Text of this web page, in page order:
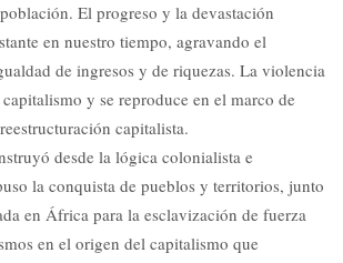
El progreso y la devastación
en nuestro tiempo, agravando el
de ingresos y de riquezas. La violencia
y se reproduce en el marco de
capitalista.
desde la lógica colonialista e
la conquista de pueblos y territorios, junto
en África para la esclavización de fuerza
en el origen del capitalismo que